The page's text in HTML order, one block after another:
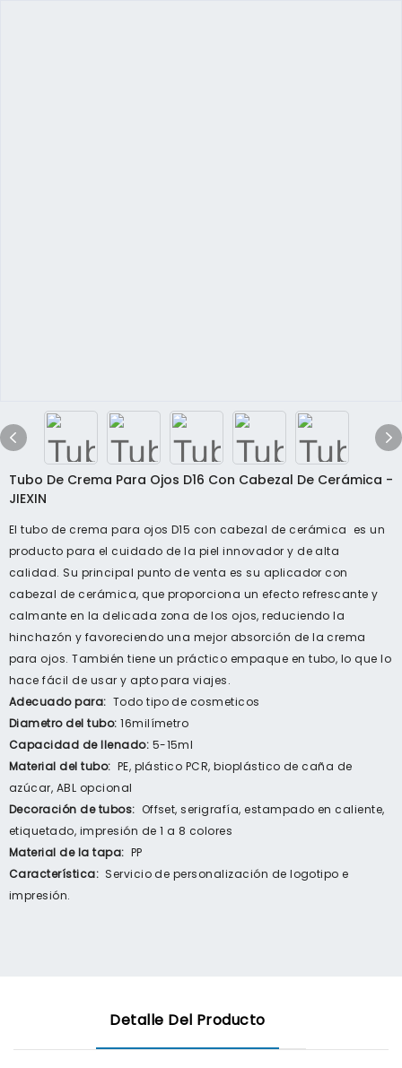
Tubo De Crema Para Ojos D16 Con Cabezal De Cerámica -
JIEXIN
El tubo de crema para ojos D15 con cabezal de cerámica es un
producto para el cuidado de la piel innovador y de alta
calidad. Su principal punto de venta es su aplicador con
cabezal de cerámica, que proporciona un efecto refrescante y
calmante en la delicada zona de los ojos, reduciendo la
hinchazón y favoreciendo una mejor absorción de la crema
para ojos. También tiene un práctico empaque en tubo, lo que lo
hace fácil de usar y apto para viajes.
Adecuado para: Todo tipo de cosmeticos
Diametro del tubo:16milímetro
Capacidad de llenado: 5-15ml
Material del tubo: PE, plástico PCR, bioplástico de caña de
azúcar, ABL opcional
Decoración de tubos: Offset, serigrafía, estampado en caliente,
etiquetado, impresión de 1 a 8 colores
Material de la tapa: PP
Característica: Servicio de personalización de logotipo e
impresión.
Detalle Del Producto